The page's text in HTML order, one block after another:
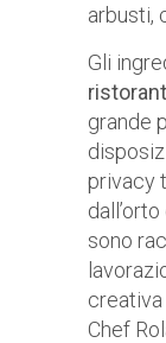
arbusti,
Gli
grande
privacy
sono
creativa
Chef